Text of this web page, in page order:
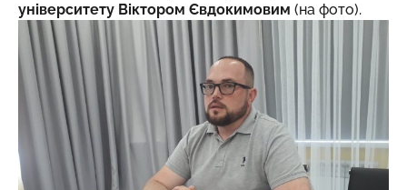
університету Віктором Євдокимовим (на фото).